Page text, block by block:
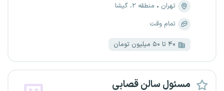
تهران
منطقه ۲، گیشا
تمام وقت
۴۰ تا ۵۰ میلیون تومان
مسئول سالن قصابی